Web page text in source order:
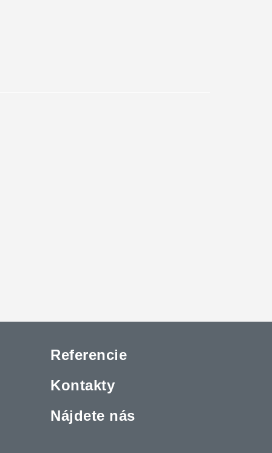
Referencie
Kontakty
Nájdete nás